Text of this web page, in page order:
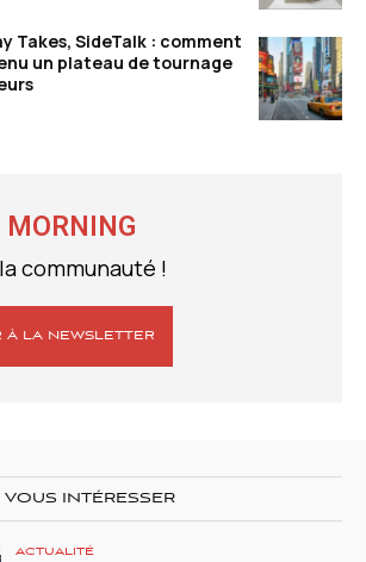
Takes, SideTalk : comment
un plateau de tournage
MORNING
communauté !
À LA NEWSLETTER
INTÉRESSER
ACTUALITÉ